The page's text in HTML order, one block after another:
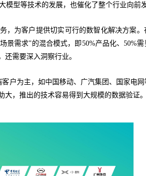
型等技术的发展，也催化了整个行业向前
，为客户提供切实可行的数智化解决方案。
景需求”的混合模式，即50%产品化、50%
需要深入洞察行业。
户为主，如中国移动、广汽集团、国家电
，推出的技术容易得到大规模的数据验证。